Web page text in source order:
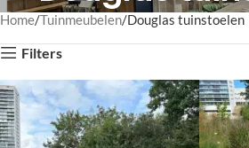
Gratis afhalen
Showroom bij
Home Tuinmeubelen Douglas tuinstoelen
Filters